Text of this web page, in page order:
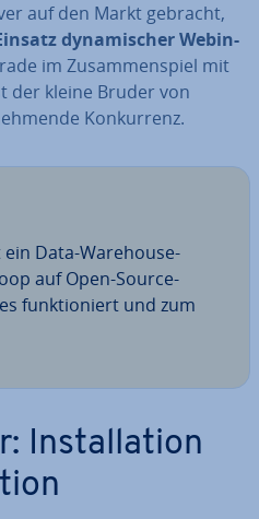
auf den Markt gebracht,
dy­na­mi­scher Web­in­
im Zu­sam­men­spiel mit
der kleine Bruder von
Kon­kur­renz.
ein Data-Warehouse-
auf Open-Source-
funk­tio­niert und zum
In­stal­la­ti­on